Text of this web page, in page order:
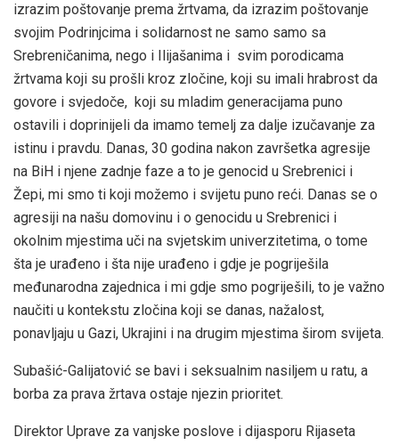
izrazim poštovanje prema žrtvama, da izrazim poštovanje
svojim Podrinjcima i solidarnost ne samo samo sa
Srebreničanima, nego i Ilijašanima i svim porodicama
žrtvama koji su prošli kroz zločine, koji su imali hrabrost da
govore i svjedoče, koji su mladim generacijama puno
ostavili i doprinijeli da imamo temelj za dalje izučavanje za
istinu i pravdu. Danas, 30 godina nakon završetka agresije
na BiH i njene zadnje faze a to je genocid u Srebrenici i
Žepi, mi smo ti koji možemo i svijetu puno reći. Danas se o
agresiji na našu domovinu i o genocidu u Srebrenici i
okolnim mjestima uči na svjetskim univerzitetima, o tome
šta je urađeno i šta nije urađeno i gdje je pogriješila
međunarodna zajednica i mi gdje smo pogriješili, to je važno
naučiti u kontekstu zločina koji se danas, nažalost,
ponavljaju u Gazi, Ukrajini i na drugim mjestima širom svijeta.
Subašić-Galijatović se bavi i seksualnim nasiljem u ratu, a
borba za prava žrtava ostaje njezin prioritet.
Direktor Uprave za vanjske poslove i dijasporu Rijaseta